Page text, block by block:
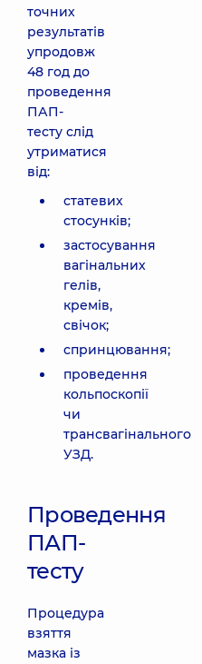
точних
результатів
упродовж
48 год до
проведення
ПАП-
тесту слід
утриматися
від:
статевих
стосунків;
застосування
вагінальних
гелів,
кремів,
свічок;
спринцювання;
проведення
кольпоскопії
чи
трансвагінального
УЗД.
Проведення
ПАП-
тесту
Процедура
взяття
мазка із